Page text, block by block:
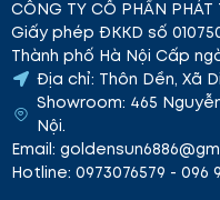
CÔNG TY CỔ PHẦN
Giấy phép ĐKKD số
Thành phố Hà Nội Cấp
Địa chỉ: Thôn Dền, Xã
Showroom: 465
Nội.
Email:
Hotline: 0973076579 - 096